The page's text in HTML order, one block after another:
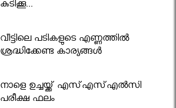
കുടിക്കൂ...
വീട്ടിലെ പടികളുടെ എണ്ണത്തിൽ
ശ്രദ്ധിക്കേണ്ട കാര്യങ്ങൾ
നാളെ ഉച്ചയ്ക്ക് എസ്എസ്എല്‍സി
പരീക്ഷ ഫലം